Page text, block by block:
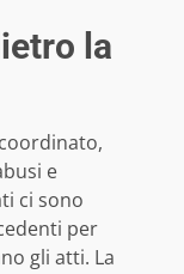
la
e
ci sono
per
gli atti. La